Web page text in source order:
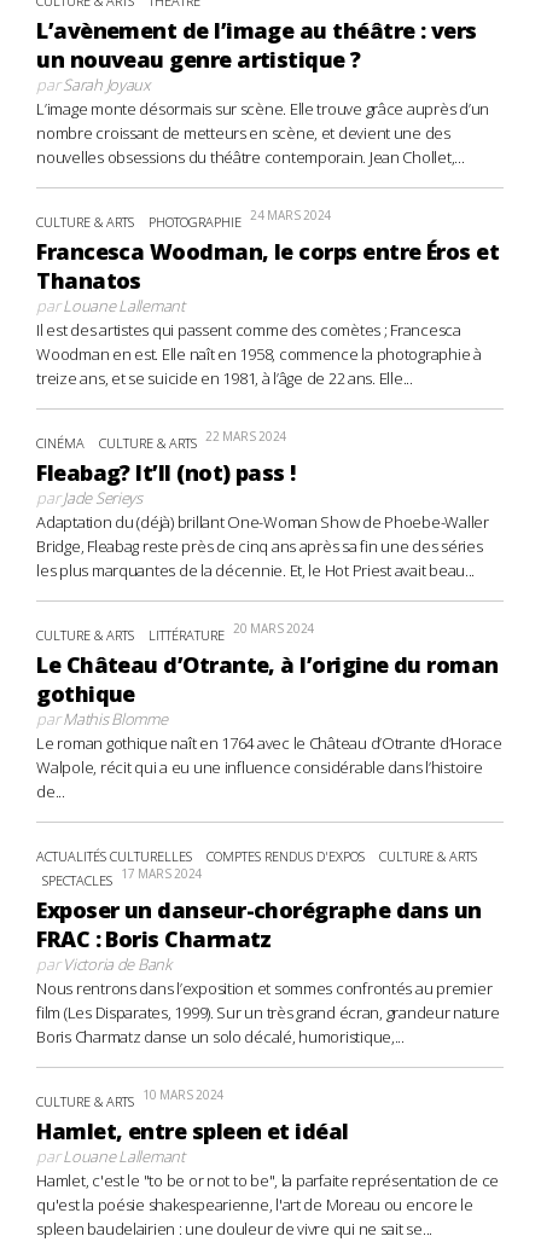
L’avènement de l’image au théâtre : vers
un nouveau genre artistique ?
parSarah Joyaux
L’image monte désormais sur scène. Elle trouve grâce auprès d’un
nombre croissant de metteurs en scène, et devient une des
nouvelles obsessions du théâtre contemporain. Jean Chollet,...
CULTURE & ARTS PHOTOGRAPHIE 24 MARS 2024
Francesca Woodman, le corps entre Éros et
Thanatos
parLouane Lallemant
Il est des artistes qui passent comme des comètes ; Francesca
Woodman en est. Elle naît en 1958, commence la photographie à
treize ans, et se suicide en 1981, à l’âge de 22 ans. Elle...
CINÉMA CULTURE & ARTS 22 MARS 2024
Fleabag? It’ll (not) pass !
parJade Serieys
Adaptation du (déjà) brillant One-Woman Show de Phoebe-Waller
Bridge, Fleabag reste près de cinq ans après sa fin une des séries
les plus marquantes de la décennie. Et, le Hot Priest avait beau...
CULTURE & ARTS LITTÉRATURE 20 MARS 2024
Le Château d’Otrante, à l’origine du roman
gothique
parMathis Blomme
Le roman gothique naît en 1764 avec le Château d’Otrante d’Horace
Walpole, récit qui a eu une influence considérable dans l’histoire
de...
ACTUALITÉS CULTURELLES COMPTES RENDUS D'EXPOS
CULTURE & ARTS
SPECTACLES 17 MARS 2024
Exposer un danseur-chorégraphe dans un
FRAC : Boris Charmatz
parVictoria de Bank
Nous rentrons dans l’exposition et sommes confrontés au premier
film (Les Disparates, 1999). Sur un très grand écran, grandeur nature
Boris Charmatz danse un solo décalé, humoristique,...
CULTURE & ARTS 10 MARS 2024
Hamlet, entre spleen et idéal
parLouane Lallemant
Hamlet, c'est le "to be or not to be", la parfaite représentation de ce
qu'est la poésie shakespearienne, l'art de Moreau ou encore le
spleen baudelairien : une douleur de vivre qui ne sait se...